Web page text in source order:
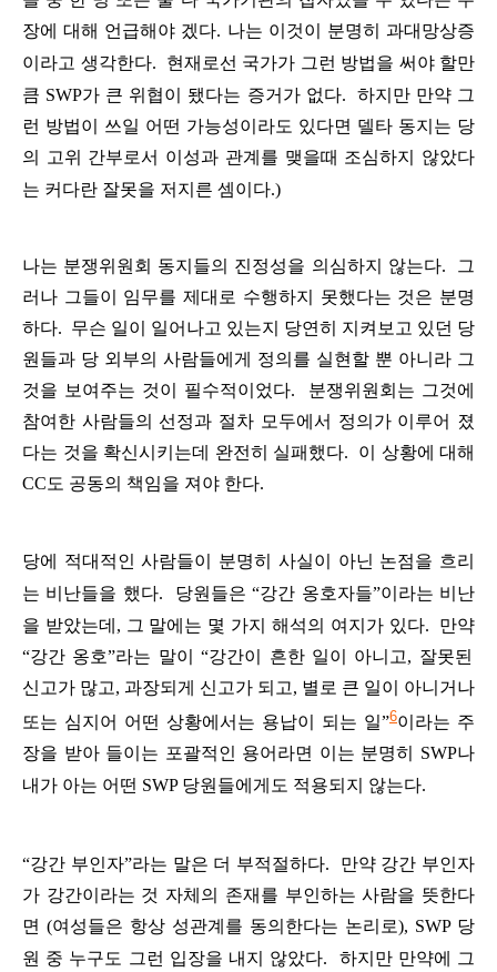
장에 대해 언급해야 겠다. 나는 이것이 분명히 과대망상증
이라고 생각한다. 현재로선 국가가 그런 방법을 써야 할만
큼 SWP가 큰 위협이 됐다는 증거가 없다. 하지만 만약 그
런 방법이 쓰일 어떤 가능성이라도 있다면 델타 동지는 당
의
고위 간부로서 이성과 관계를 맺을때 조심하지
않았다
는 커다란 잘못을 저 지른 셈이 다.)
나는 분쟁위원회 동지들의 진정성을 의심하지 않는다.
그
러나 그들이 임무를 제대로 수행하지 못했다는 것은 분명
하다. 무슨 일이 일어나고 있는지 당연히 지켜보고 있던 당
원들과 당 외부의 사람들에게 정의 를 실현할 뿐 아니라 그
것을 보 여주는 것이 필수적이었다. 분쟁위원 회는 그것에
참여한 사람들의 선정과 절차 모두에서 정의가 이루어 졌
다는 것을 확신시키는데 완전히 실패했다. 이 상황에 대해
CC도 공동의 책임을 져야 한다.
당에 적대적인 사람들이 분명히 사실이 아닌 논점을 흐리
는 비난들을 했다. 당원들은 “강간 옹호자들”이라는 비난
을 받았는데 , 그 말에는 몇 가지 해석의 여지가 있다.
만약
“강간 옹호”라는 말이 “강간이 흔한 일이 아니고, 잘못된
신고가 많고, 과장되게 신고가 되고, 별로 큰 일이
아니거나
또는 심지어 어떤 상황에서는 용납이 되는 일”6이라는 주
장을 받아 들이는 포괄적인 용어라면 이는 분명히 SWP나
내가 아는 어떤 SWP 당원들에게도 적용되지 않는다.
“강간 부인자”라는 말은 더 부적절하다. 만약 강간 부인자
가 강간이라는 것 자체의 존재를 부인하는 사람을 뜻한다
면 (여성들은 항상 성관계를 동의 한다는 논리로), SWP 당
원 중 누구도 그런 입장을 내지 않았다. 하지만 만약에
그